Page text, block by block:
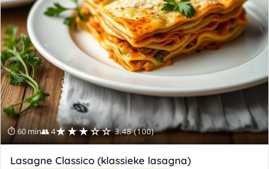
⏱ 60 min👥 4★★★☆☆ 3.48 (100)
Lasagne Classico (klassieke lasagna)